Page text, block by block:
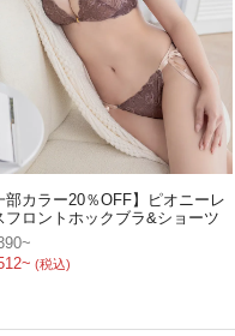
部カラー20％OFF】ピオニーレ
フロントホックブラ&ショーツ
(税込)